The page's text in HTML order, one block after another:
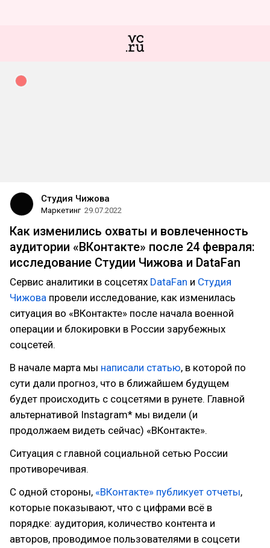
Студия Чижова
Маркетинг 29.07.2022
Как изменились охваты и вовлеченность
аудитории «ВКонтакте» после 24 февраля:
исследование Студии Чижова и DataFan
Сервис аналитики в соцсетях DataFan и Студия
Чижова провели исследование, как изменилась
ситуация во «ВКонтакте» после начала военной
операции и блокировки в России зарубежных
соцсетей.
В начале марта мы написали статью, в которой по
сути дали прогноз, что в ближайшем будущем
будет происходить с соцсетями в рунете. Главной
альтернативой Instagram* мы видели (и
продолжаем видеть сейчас) «ВКонтакте».
Ситуация с главной социальной сетью России
противоречивая.
С одной стороны, «ВКонтакте» публикует отчеты,
которые показывают, что с цифрами всё в
порядке: аудитория, количество контента и
авторов, проводимое пользователями в соцсети